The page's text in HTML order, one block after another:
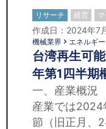
リサーチ 経営
作成日：2024年7
機械業界 エネルギー
台湾再生可
年第1四半期
一、産業概況
産業では2024
節（旧正月、